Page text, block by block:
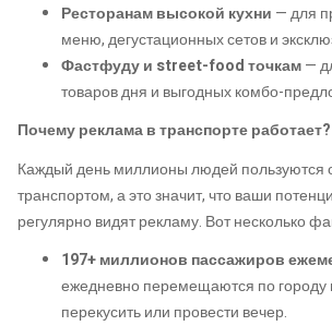
Ресторанам высокой кухни — для
меню, дегустационных сетов и
Фастфуду и street-food точкам—
товаров дня и выгодных комбо-
Почему реклама в транспорте работает?
Каждый день миллионы людей
транспортом, а это значит, что ваши
регулярно видят рекламу. Вот несколько
197+ миллионов пассажиров
ежедневно перемещаются по городу
перекусить или провести вечер.